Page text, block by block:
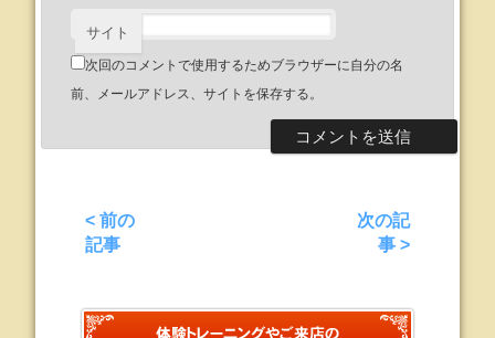
サイト
次回のコメントで使用するためブラウザーに自分の名
前、メールアドレス、サイトを保存する。
< 前の
記事
次の記
事 >